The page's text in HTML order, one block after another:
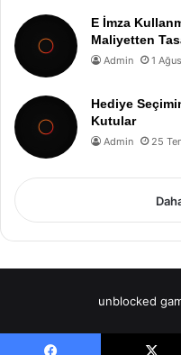
E İmza
Maliyetten
Admin 1
Hediye
Kutular
Admin 25
unblocked